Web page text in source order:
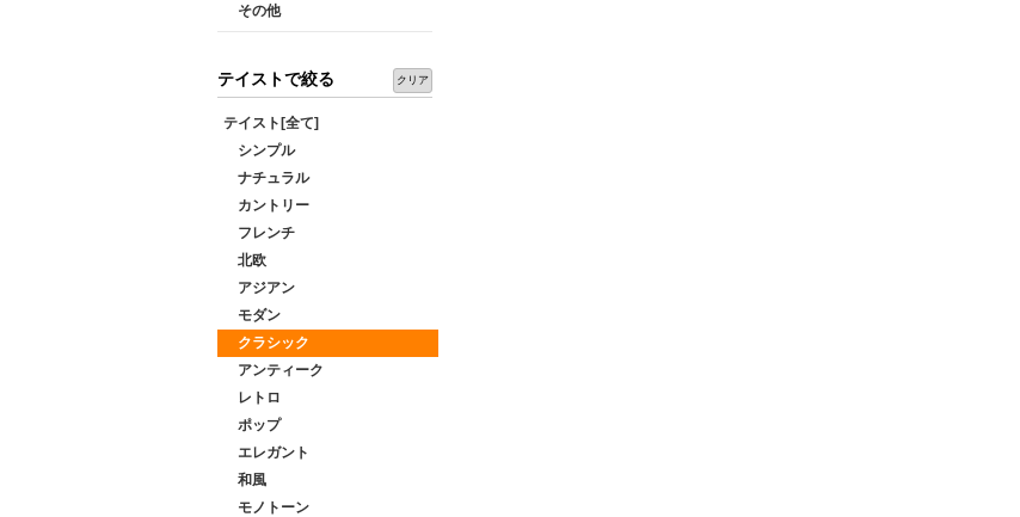
その他
テイストで絞る クリア
テイスト[全て]
シンプル
ナチュラル
カントリー
フレンチ
北欧
アジアン
モダン
クラシック
アンティーク
レトロ
ポップ
エレガント
和風
モノトーン